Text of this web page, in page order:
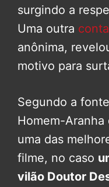
surgindo a
Uma outra conta
anônima,
motivo para
Segundo a
Homem-
uma das
filme, no caso
vilão Doutor